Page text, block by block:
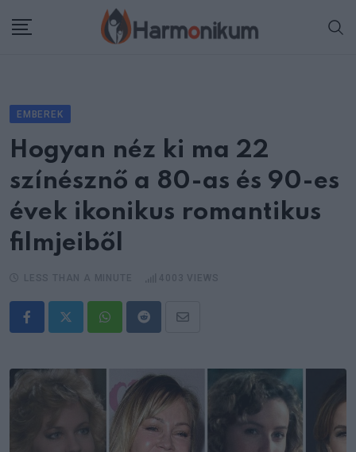
EMBEREK
Hogyan néz ki ma 22
színésznő a 80-as és 90-es
évek ikonikus romantikus
filmjeiből
WhatsappRedditShare
Email